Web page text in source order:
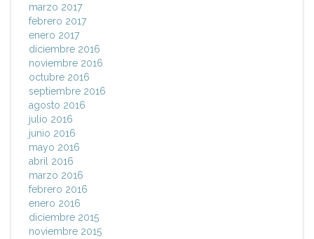
marzo 2017
febrero 2017
enero 2017
diciembre 2016
noviembre 2016
octubre 2016
septiembre 2016
agosto 2016
julio 2016
junio 2016
mayo 2016
abril 2016
marzo 2016
febrero 2016
enero 2016
diciembre 2015
noviembre 2015